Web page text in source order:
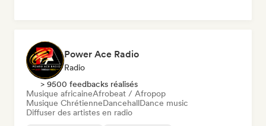
Power Ace Radio
Radio
> 9500 feedbacks réalisés
Musique africaineAfrobeat / Afropop
Musique ChrétienneDancehallDance music
Diffuser des artistes en radio